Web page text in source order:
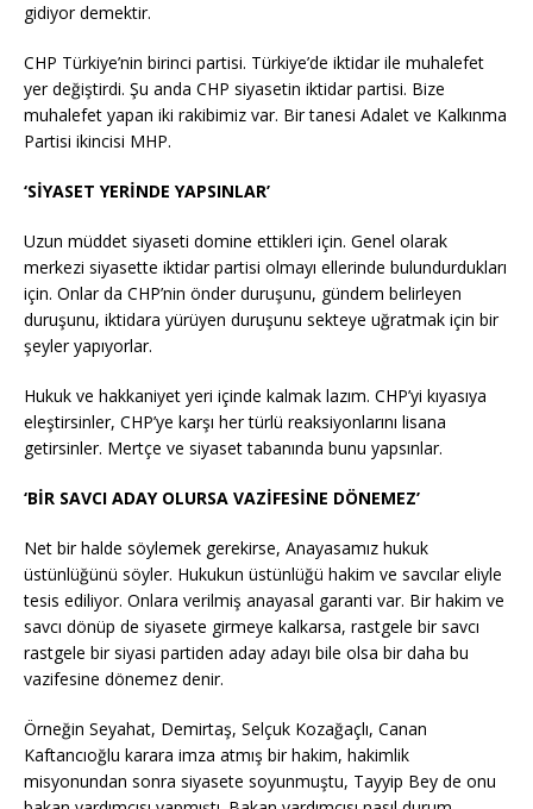
gidiyor demektir.
CHP Türkiye’nin birinci partisi. Türkiye’de iktidar ile muhalefet
yer değiştirdi. Şu anda CHP siyasetin iktidar partisi. Bize
muhalefet yapan iki rakibimiz var. Bir tanesi Adalet ve Kalkınma
Partisi ikincisi MHP.
‘SİYASET YERİNDE YAPSINLAR’
Uzun müddet siyaseti domine ettikleri için. Genel olarak
merkezi siyasette iktidar partisi olmayı ellerinde bulundurdukları
için. Onlar da CHP’nin önder duruşunu, gündem belirleyen
duruşunu, iktidara yürüyen duruşunu sekteye uğratmak için bir
şeyler yapıyorlar.
Hukuk ve hakkaniyet yeri içinde kalmak lazım. CHP’yi kıyasıya
eleştirsinler, CHP’ye karşı her türlü reaksiyonlarını lisana
getirsinler. Mertçe ve siyaset tabanında bunu yapsınlar.
‘BİR SAVCI ADAY OLURSA VAZİFESİNE DÖNEMEZ’
Net bir halde söylemek gerekirse, Anayasamız hukuk
üstünlüğünü söyler. Hukukun üstünlüğü hakim ve savcılar eliyle
tesis ediliyor. Onlara verilmiş anayasal garanti var. Bir hakim ve
savcı dönüp de siyasete girmeye kalkarsa, rastgele bir savcı
rastgele bir siyasi partiden aday adayı bile olsa bir daha bu
vazifesine dönemez denir.
Örneğin Seyahat, Demirtaş, Selçuk Kozağaçlı, Canan
Kaftancıoğlu karara imza atmış bir hakim, hakimlik
misyonundan sonra siyasete soyunmuştu, Tayyip Bey de onu